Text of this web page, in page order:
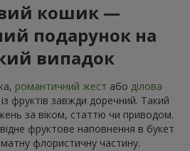
кошик —
подарунок на
випадок
романтичний жест або ділова
фруктів завжди доречний. Такий
за віком, статтю чи приводом.
фруктове наповнення в букет
флористичну частину.